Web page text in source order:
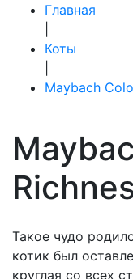
Главная
Коты
Maybach
Такое чудо
котик был
круглая со всех